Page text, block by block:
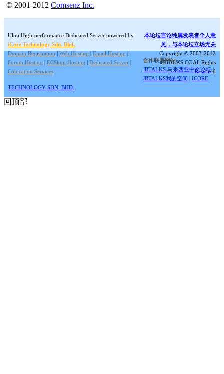
© 2001-2012 Comsenz Inc.
Ultra High-performance Dedicated Server powered by
iCore Technology Sdn. Bhd.
Domain Registration | Web Hosting | Email Hosting |
Forum Hosting | ECShop Hosting | Dedicated Server |
Colocation Services
本论坛言论纯属发表者个人意
见，与本论坛立场无关
Copyright © 2003-2012
JBTALKS.CC All Rights
Reserved
合作联盟网站:
JBTALKS 马来西亚中文论坛 |
JBTALKS我的空间 |ICORE
TECHNOLOGY SDN. BHD.
回顶部